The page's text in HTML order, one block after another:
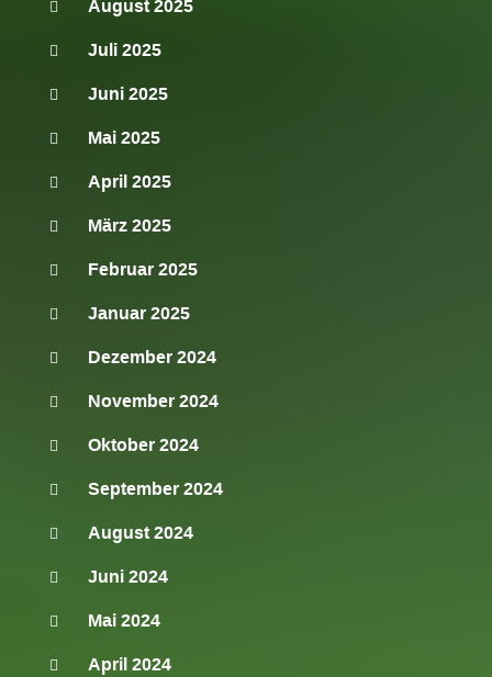
August 2025
Juli 2025
Juni 2025
Mai 2025
April 2025
März 2025
Februar 2025
Januar 2025
Dezember 2024
November 2024
Oktober 2024
September 2024
August 2024
Juni 2024
Mai 2024
April 2024